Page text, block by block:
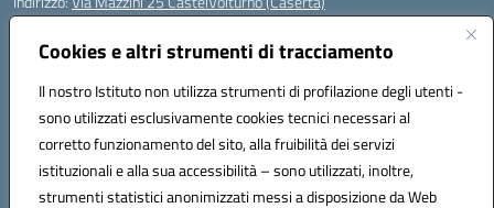
Cookies e altri strumenti di tracciamento
Il nostro Istituto non utilizza strumenti di profilazione degli utenti -
sono utilizzati esclusivamente cookies tecnici necessari al
corretto funzionamento del sito, alla fruibilità dei servizi
istituzionali e alla sua accessibilità – sono utilizzati, inoltre,
strumenti statistici anonimizzati messi a disposizione da Web
Centralino:
Posta elettronica certificata (PEC):ceis014005@pec.istruzione.it
Codice fiscale: 93063510619
Codice meccanografico:CEIS014005
Codice Indice delle Pubbliche Amministrazioni (IPA): istsc_ceis014005
Codice unico di fatturazione (CUF): UOU8EW